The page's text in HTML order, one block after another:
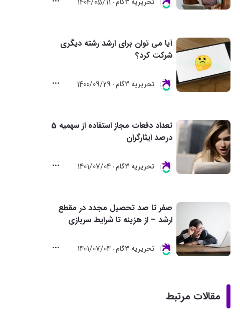
آیا می توان برای ارشد رشته دیگری
شرکت کرد؟
تحريريه 3گام 1400/09/29
تعداد دفعات مجاز استفاده از سهمیه 5
درصد ایثارگران
تحريريه 3گام 1401/07/04
صفر تا صد تحصیل مجدد در مقطع
ارشد – از هزینه تا شرایط سربازی
تحريريه 3گام 1401/07/04
مقالات مرتبط